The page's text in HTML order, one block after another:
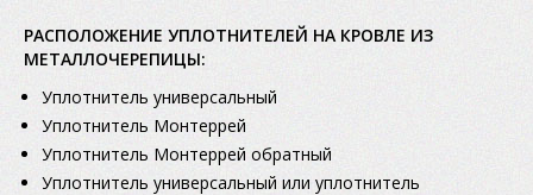
РАСПОЛОЖЕНИЕ УПЛОТНИТЕЛЕЙ НА КРОВЛЕ ИЗ
МЕТАЛЛОЧЕРЕПИЦЫ:
Уплотнитель универсальный
Уплотнитель Монтеррей
Уплотнитель Монтеррей обратный
Уплотнитель универсальный или уплотнитель